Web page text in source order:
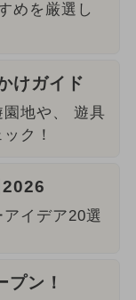
めを厳選し
けガイド
園地や、 遊具
ク！
2026
イデア20選
ン！